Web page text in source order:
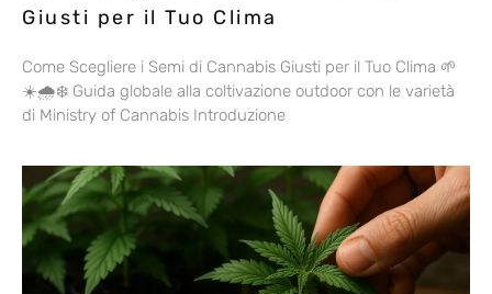
Giusti per il Tuo Clima
Come Scegliere i Semi di Cannabis Giusti per il Tuo Clima 🌱
☀️🌧️❄️ Guida globale alla coltivazione outdoor con le varietà
di Ministry of Cannabis Introduzione